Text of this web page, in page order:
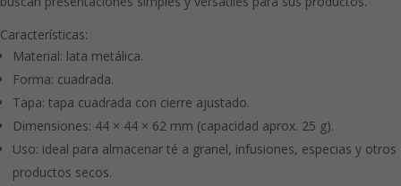
Características:
Material: lata metálica.
Forma: cuadrada.
Tapa: tapa cuadrada con cierre ajustado.
Dimensiones: 44 × 44 × 62 mm (capacidad aprox. 25 g).
Uso: ideal para almacenar té a granel, infusiones, especias y otros
productos secos.